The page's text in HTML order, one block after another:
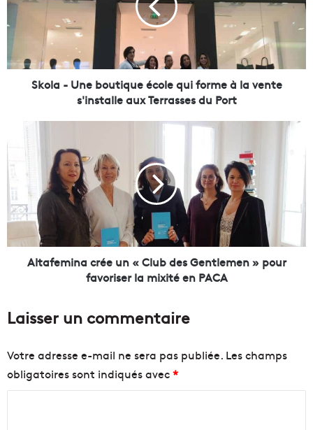
a
-
U
n
e
i
u
e
é
c
l
m
e
à
Skola - Une boutique école qui forme à la vente
s'installe aux Terrasses du Port
l
a
e
m
n
e
n
«
C
Altafemina crée un « Club des Gentlemen » pour
favoriser la mixité en PACA
Laisser un commentaire
Votre adresse e-mail ne sera pas publiée. Les champs
obligatoires sont indiqués avec*